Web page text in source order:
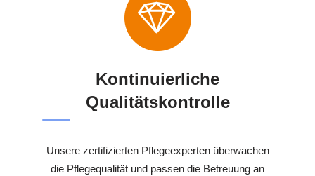
Kontinuierliche
Qualitätskontrolle
Unsere zertifizierten Pflegeexperten überwachen
die Pflegequalität und passen die Betreuung an